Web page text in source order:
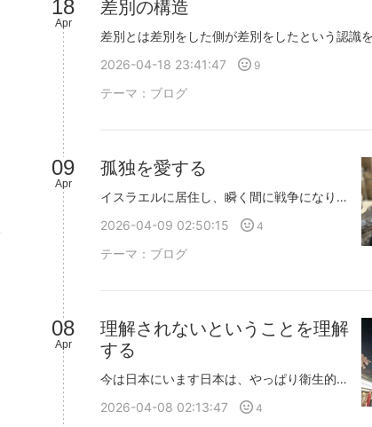
18
Apr
差別の構造
2026-04-18 23:41:47
9
テーマ： ブログ
09
Apr
孤独を愛する
イスラエルに居住し、瞬く間に戦争になり貪るようにイスラエル、パレスチナハマス、ヒズボラ、イラン、アラブ諸国などを調べるうちに世の中の見方というものがすっかり変わり価値観も激変しました日本の友だちが興味を持つことに興味を持てず私が興味のあることは誰も興味がないこれが、不思議とイスラエルだと私の話に耳を傾け熱心に聞いてくれる付き合いの長さなど何も関係なくて今の自分がマッチするもの、人、事というのは、その人のエネルギーであるのだと思いますエネルギーというかその人の気みたいな？内側にあるもので共鳴する感じ…言語化が難しいけど気が合うってそういうことかな？ともちろん、環境というものが大きくて大切な誰かを失うことが日常迎撃音と着弾音を聞き分けながらら過ごす一日生と死は常に身近なところに生きる人と安全なところからぬくぬくしながら正論、理想論でジャッジする環境では何もかも見える景色は違うのですよね とにかく分かったことは日本人はイスラエルが嫌いだということ(日本人だけじゃないか…)そんなによく知らなくても酷い国、ジェノサイド国家という印象を誰もが持っているそれほど興味のない人でもきちんとイメージの固定化がされているかつて、ユダヤ人という理由で迫害されたように今も同じことが起きているように見えますそれでもイスラエル人は理解されない孤独の中で陽気なのですいつ命の終わりが来るかわからないからこそ今、楽しむことに長けてるような気がします戦争の中で打ちひしがれたら負け戦争してたって楽しむ、普通に過ごすそういう姿にずいぶんと救われたと思います。私も、自分の喜びを誰かや環境に依存することなく共感されないことを面白がって孤独を楽しみたいと思います
2026-04-09 02:50:15
4
テーマ： ブログ
08
Apr
理解されないということを理解
する
今は日本にいます日本は、やっぱり衛生的で痒いものに手が届くというか当たり前にできるサービスのレベルが本当に高い素晴らしい国です生活はしやすく文化に馴染み何不自由なく生きられるけど日本にいればいるほど孤独になる理解されることはない理解されないことに傷ついているということは理解されると期待していた自分に気付く期待しないつもりでいてもどこかで理解される、あるいは、理解されたいと、思っていたのか…と、自分の器の小ささにもがっかりします誰にも理解されなくてもどんな人だと思われても大丈夫な自分でありたい
2026-04-08 02:13:47
4